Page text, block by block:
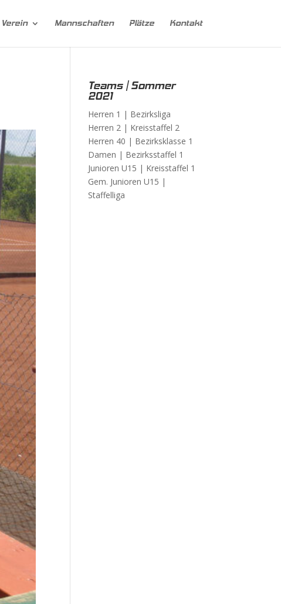
Verein Mannschaften Plätze Kontakt
Teams | Sommer
2021
Herren 1 | Bezirksliga
Herren 2 | Kreisstaffel 2
Herren 40 | Bezirksklasse 1
Damen | Bezirksstaffel 1
Junioren U15 | Kreisstaffel 1
Gem. Junioren U15 |
Staffelliga